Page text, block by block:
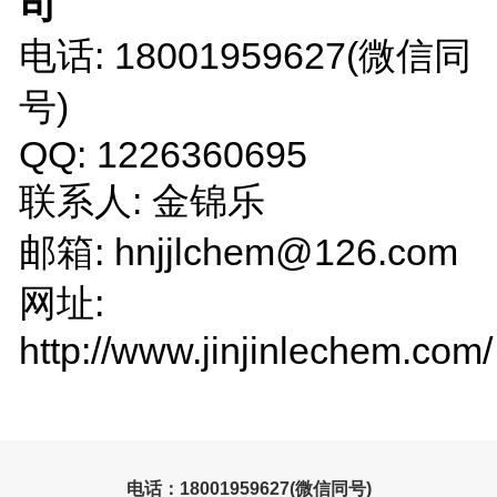
电话: 18001959627(微信同
号)
QQ: 1226360695
联系人: 金锦乐
邮箱: hnjjlchem@126.com
网址:
http://www.jinjinlechem.com/
电话：18001959627(微信同号)